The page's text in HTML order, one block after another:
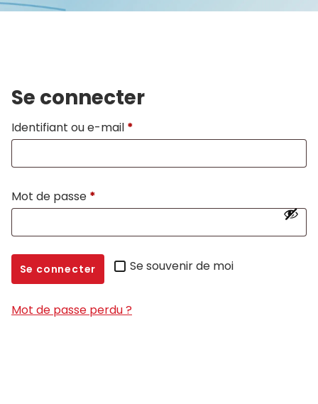
Se connecter
Identifiant ou e-mail *
Mot de passe *
Se souvenir de moi
Se connecter
Mot de passe perdu ?